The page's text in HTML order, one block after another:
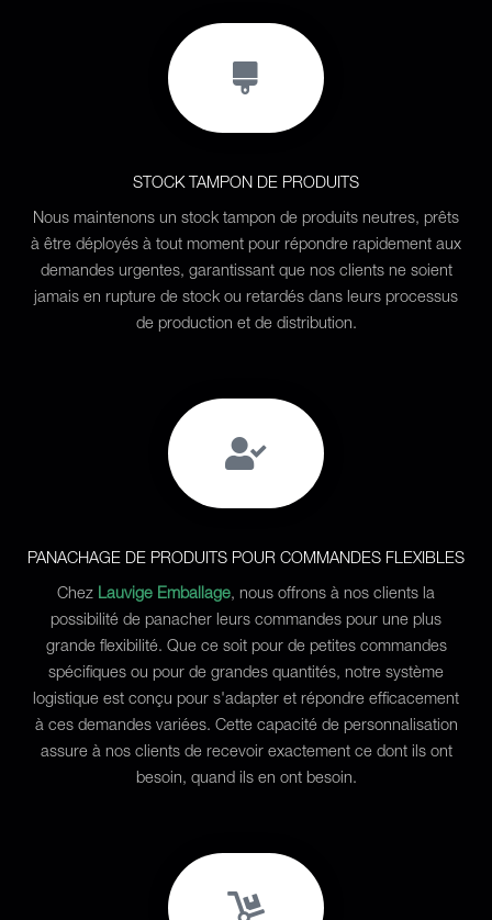
STOCK TAMPON DE PRODUITS
Nous maintenons un stock tampon de produits neutres, prêts
à être déployés à tout moment pour répondre rapidement aux
demandes urgentes, garantissant que nos clients ne soient
jamais en rupture de stock ou retardés dans leurs processus
de production et de distribution.
PANACHAGE DE PRODUITS POUR COMMANDES FLEXIBLES
Chez Lauvige Emballage, nous offrons à nos clients la
possibilité de panacher leurs commandes pour une plus
grande flexibilité. Que ce soit pour de petites commandes
spécifiques ou pour de grandes quantités, notre système
logistique est conçu pour s'adapter et répondre efficacement
à ces demandes variées. Cette capacité de personnalisation
assure à nos clients de recevoir exactement ce dont ils ont
besoin, quand ils en ont besoin.